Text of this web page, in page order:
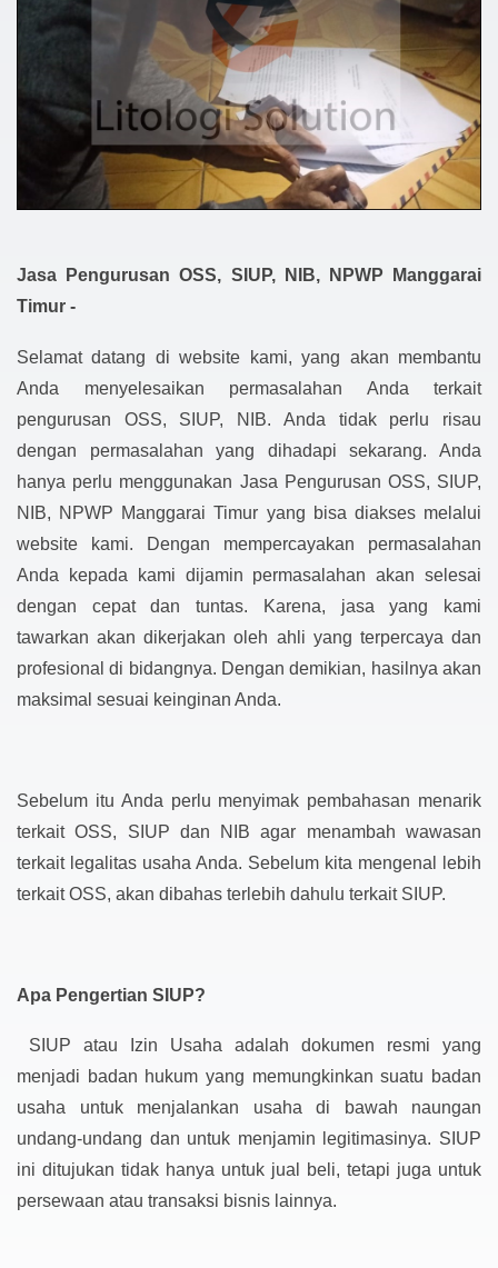
Jasa Pengurusan OSS, SIUP, NIB, NPWP Manggarai
Timur -
Selamat datang di website kami, yang akan membantu
Anda menyelesaikan permasalahan Anda terkait
pengurusan OSS, SIUP, NIB. Anda tidak perlu risau
dengan permasalahan yang dihadapi sekarang. Anda
hanya perlu menggunakan Jasa Pengurusan OSS, SIUP,
NIB, NPWP Manggarai Timur yang bisa diakses melalui
website kami. Dengan mempercayakan permasalahan
Anda kepada kami dijamin permasalahan akan selesai
dengan cepat dan tuntas. Karena, jasa yang kami
tawarkan akan dikerjakan oleh ahli yang terpercaya dan
profesional di bidangnya. Dengan demikian, hasilnya akan
maksimal sesuai keinginan Anda.
Sebelum itu Anda perlu menyimak pembahasan menarik
terkait OSS, SIUP dan NIB agar menambah wawasan
terkait legalitas usaha Anda. Sebelum kita mengenal lebih
terkait OSS, akan dibahas terlebih dahulu terkait SIUP.
Apa Pengertian SIUP?
SIUP atau Izin Usaha adalah dokumen resmi yang
menjadi badan hukum yang memungkinkan suatu badan
usaha untuk menjalankan usaha di bawah naungan
undang-undang dan untuk menjamin legitimasinya. SIUP
ini ditujukan tidak hanya untuk jual beli, tetapi juga untuk
persewaan atau transaksi bisnis lainnya.